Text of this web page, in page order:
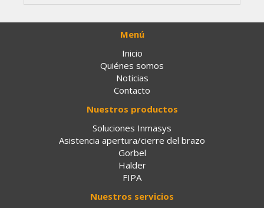
Menú
Inicio
Quiénes somos
Noticias
Contacto
Nuestros productos
Soluciones Inmasys
Asistencia apertura/cierre del brazo
Gorbel
Halder
FIPA
Nuestros servicios